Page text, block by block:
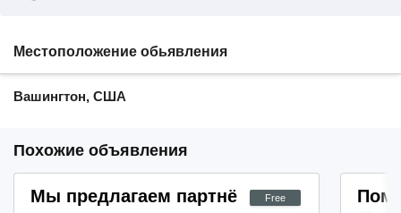
Местоположение обьявления
Вашингтон, США
Похожие объявления
Free
Мы предлагаем партнёрам